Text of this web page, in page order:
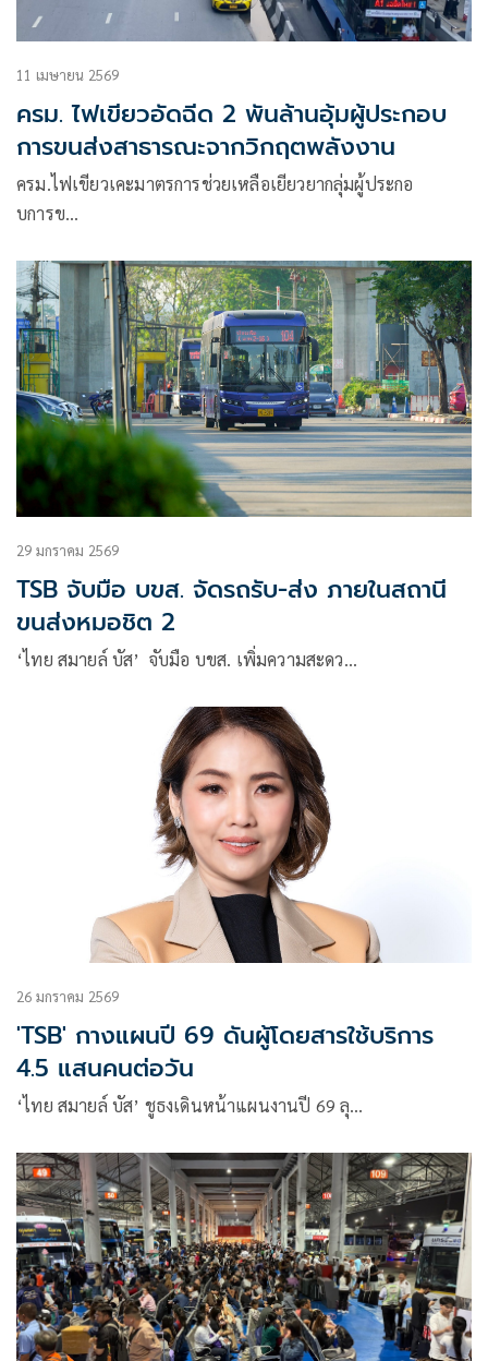
11 เมษายน 2569
ครม. ไฟเขียวอัดฉีด 2 พันล้านอุ้มผู้ประกอบ
การขนส่งสาธารณะจากวิกฤตพลังงาน
ครม.ไฟเขียวเคะมาตรการช่วยเหลือเยียวยากลุ่มผู้ประกอ
บการข…
29 มกราคม 2569
TSB จับมือ บขส. จัดรถรับ-ส่ง ภายในสถานี
ขนส่งหมอชิต 2
‘ไทย สมายล์ บัส’ จับมือ บขส. เพิ่มความสะดว…
26 มกราคม 2569
'TSB' กางแผนปี 69 ดันผู้โดยสารใช้บริการ
4.5 แสนคนต่อวัน
‘ไทย สมายล์ บัส’ ชูธงเดินหน้าแผนงานปี 69 ลุ…